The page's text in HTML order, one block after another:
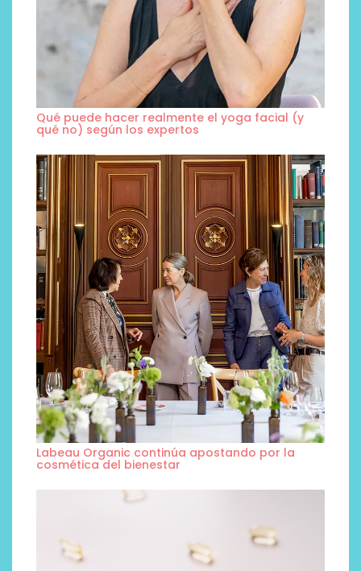
Qué puede hacer realmente el yoga facial (y
qué no) según los expertos
Labeau Organic continúa apostando por la
cosmética del bienestar